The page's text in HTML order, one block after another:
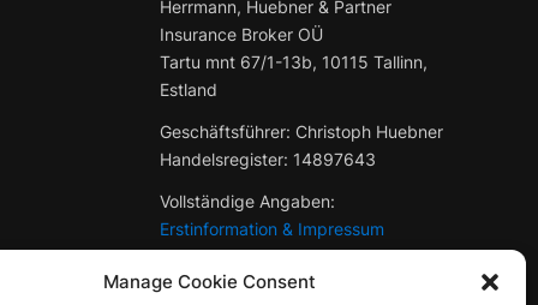
Manage Cookie Consent
Herrmann, Huebner & Partner
Insurance Broker OÜ
Tartu mnt 67/1-13b, 10115 Tallinn,
Estland
Geschäftsführer: Christoph Huebner
Handelsregister: 14897643
Vollständige Angaben:
Erstinformation & Impressum